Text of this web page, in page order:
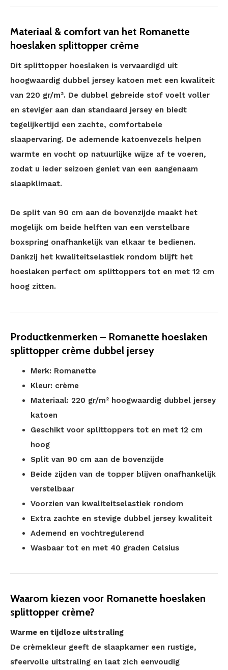
Materiaal & comfort van het Romanette
hoeslaken splittopper crème
Dit splittopper hoeslaken is vervaardigd uit
hoogwaardig dubbel jersey katoen met een kwaliteit
van 220 gr/m². De dubbel gebreide stof voelt voller
en steviger aan dan standaard jersey en biedt
tegelijkertijd een zachte, comfortabele
slaapervaring. De ademende katoenvezels helpen
warmte en vocht op natuurlijke wijze af te voeren,
zodat u ieder seizoen geniet van een aangenaam
slaapklimaat.
De split van 90 cm aan de bovenzijde maakt het
mogelijk om beide helften van een verstelbare
boxspring onafhankelijk van elkaar te bedienen.
Dankzij het kwaliteitselastiek rondom blijft het
hoeslaken perfect om splittoppers tot en met 12 cm
hoog zitten.
Productkenmerken – Romanette hoeslaken
splittopper crème dubbel jersey
Merk: Romanette
Kleur: crème
Materiaal: 220 gr/m² hoogwaardig dubbel jersey
katoen
Geschikt voor splittoppers tot en met 12 cm
hoog
Split van 90 cm aan de bovenzijde
Beide zijden van de topper blijven onafhankelijk
verstelbaar
Voorzien van kwaliteitselastiek rondom
Extra zachte en stevige dubbel jersey kwaliteit
Ademend en vochtregulerend
Wasbaar tot en met 40 graden Celsius
Waarom kiezen voor Romanette hoeslaken
splittopper crème?
Warme en tijdloze uitstraling
De crèmekleur geeft de slaapkamer een rustige,
sfeervolle uitstraling en laat zich eenvoudig